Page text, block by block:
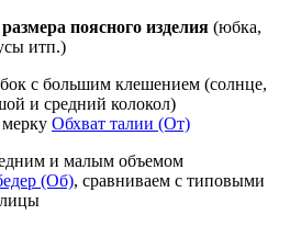
поясного изделия (юбка,
итп.)
с большим клешением (солнце,
и средний колокол)
Обхват талии (От)
и малым объемом
(Об), сравниваем с типовыми